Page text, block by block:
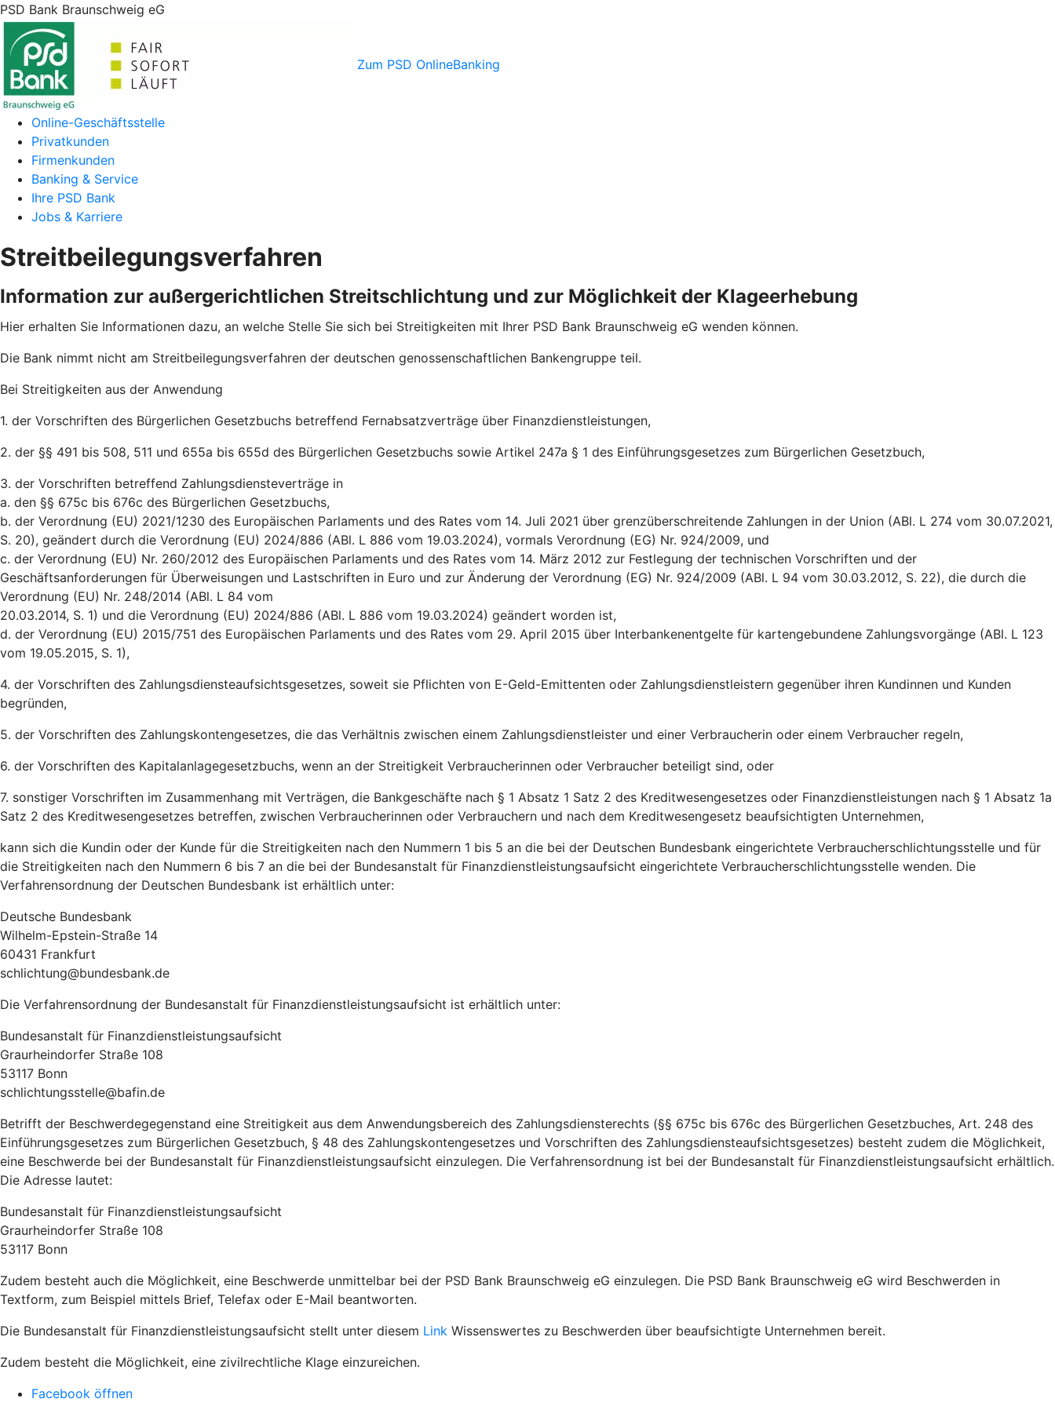
PSD Bank Braunschweig eG
Zum PSD OnlineBanking
Online-Geschäftsstelle
Privatkunden
Firmenkunden
Banking & Service
Ihre PSD Bank
Jobs & Karriere
Streitbeilegungsverfahren
Information zur außergerichtlichen Streitschlichtung und zur Möglichkeit der Klageerhebung
Hier erhalten Sie Informationen dazu, an welche Stelle Sie sich bei Streitigkeiten mit Ihrer PSD Bank Braunschweig eG wenden können.
Die Bank nimmt nicht am Streitbeilegungsverfahren der deutschen genossenschaftlichen Bankengruppe teil.
Bei Streitigkeiten aus der Anwendung
1. der Vorschriften des Bürgerlichen Gesetzbuchs betreffend Fernabsatzverträge über Finanzdienstleistungen,
2. der §§ 491 bis 508, 511 und 655a bis 655d des Bürgerlichen Gesetzbuchs sowie Artikel 247a § 1 des Einführungsgesetzes zum Bürgerlichen Gesetzbuch,
3. der Vorschriften betreffend Zahlungsdiensteverträge in
a. den §§ 675c bis 676c des Bürgerlichen Gesetzbuchs,
b. der Verordnung (EU) 2021/1230 des Europäischen Parlaments und des Rates vom 14. Juli 2021 über grenzüberschreitende Zahlungen in der Union (ABl. L 274 vom 30.07.2021,
S. 20), geändert durch die Verordnung (EU) 2024/886 (ABl. L 886 vom 19.03.2024), vormals Verordnung (EG) Nr. 924/2009, und
c. der Verordnung (EU) Nr. 260/2012 des Europäischen Parlaments und des Rates vom 14. März 2012 zur Festlegung der technischen Vorschriften und der
Geschäftsanforderungen für Überweisungen und Lastschriften in Euro und zur Änderung der Verordnung (EG) Nr. 924/2009 (ABl. L 94 vom 30.03.2012, S. 22), die durch die
Verordnung (EU) Nr. 248/2014 (ABl. L 84 vom
20.03.2014, S. 1) und die Verordnung (EU) 2024/886 (ABl. L 886 vom 19.03.2024) geändert worden ist,
d. der Verordnung (EU) 2015/751 des Europäischen Parlaments und des Rates vom 29. April 2015 über Interbankenentgelte für kartengebundene Zahlungsvorgänge (ABl. L 123
vom 19.05.2015, S. 1),
4. der Vorschriften des Zahlungsdiensteaufsichtsgesetzes, soweit sie Pflichten von E-Geld-Emittenten oder Zahlungsdienstleistern gegenüber ihren Kundinnen und Kunden
begründen,
5. der Vorschriften des Zahlungskontengesetzes, die das Verhältnis zwischen einem Zahlungsdienstleister und einer Verbraucherin oder einem Verbraucher regeln,
6. der Vorschriften des Kapitalanlagegesetzbuchs, wenn an der Streitigkeit Verbraucherinnen oder Verbraucher beteiligt sind, oder
7. sonstiger Vorschriften im Zusammenhang mit Verträgen, die Bankgeschäfte nach § 1 Absatz 1 Satz 2 des Kreditwesengesetzes oder Finanzdienstleistungen nach § 1 Absatz 1a
Satz 2 des Kreditwesengesetzes betreffen, zwischen Verbraucherinnen oder Verbrauchern und nach dem Kreditwesengesetz beaufsichtigten Unternehmen,
kann sich die Kundin oder der Kunde für die Streitigkeiten nach den Nummern 1 bis 5 an die bei der Deutschen Bundesbank eingerichtete Verbraucherschlichtungsstelle und für
die Streitigkeiten nach den Nummern 6 bis 7 an die bei der Bundesanstalt für Finanzdienstleistungsaufsicht eingerichtete Verbraucherschlichtungsstelle wenden. Die
Verfahrensordnung der Deutschen Bundesbank ist erhältlich unter:
Deutsche Bundesbank
Wilhelm-Epstein-Straße 14
60431 Frankfurt
schlichtung@bundesbank.de
Die Verfahrensordnung der Bundesanstalt für Finanzdienstleistungsaufsicht ist erhältlich unter:
Bundesanstalt für Finanzdienstleistungsaufsicht
Graurheindorfer Straße 108
53117 Bonn
schlichtungsstelle@bafin.de
Betrifft der Beschwerdegegenstand eine Streitigkeit aus dem Anwendungsbereich des Zahlungsdiensterechts (§§ 675c bis 676c des Bürgerlichen Gesetzbuches, Art. 248 des
Einführungsgesetzes zum Bürgerlichen Gesetzbuch, § 48 des Zahlungskontengesetzes und Vorschriften des Zahlungsdiensteaufsichtsgesetzes) besteht zudem die Möglichkeit,
eine Beschwerde bei der Bundesanstalt für Finanzdienstleistungsaufsicht einzulegen. Die Verfahrensordnung ist bei der Bundesanstalt für Finanzdienstleistungsaufsicht erhältlich.
Die Adresse lautet:
Bundesanstalt für Finanzdienstleistungsaufsicht
Graurheindorfer Straße 108
53117 Bonn
Zudem besteht auch die Möglichkeit, eine Beschwerde unmittelbar bei der PSD Bank Braunschweig eG einzulegen. Die PSD Bank Braunschweig eG wird Beschwerden in
Textform, zum Beispiel mittels Brief, Telefax oder E-Mail beantworten.
Die Bundesanstalt für Finanzdienstleistungsaufsicht stellt unter diesem Link Wissenswertes zu Beschwerden über beaufsichtigte Unternehmen bereit.
Zudem besteht die Möglichkeit, eine zivilrechtliche Klage einzureichen.
Facebook öffnen